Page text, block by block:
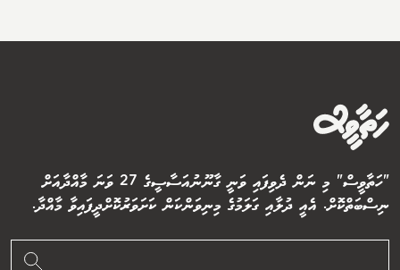
"ހަތާވީސް" މި ނަން ދެވިފައި ވަނީ ގާނޫނުއަސާސީގެ 27 ވަނަ މާއްދާއަށް
ނިސްބަތްކޮށް. އެއީ ދުލާއި ގަލަމުގެ މިނިވަންކަން ކަށަވަރުކޮށްދީފައިވާ މާއްދާ.